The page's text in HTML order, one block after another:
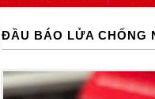
ĐẦU BÁO LỬA CHỐNG